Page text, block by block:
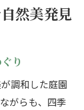
然美発見
り
調和した庭園
がらも、四季